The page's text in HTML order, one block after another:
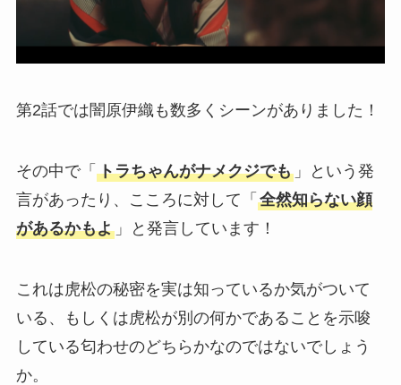
第2話では闇原伊織も数多くシーンがありました！
その中で「 トラちゃんがナメクジでも」という発
言があったり、こころに対して「 全然知らない顔
があるかもよ」と発言しています！
これは虎松の秘密を実は知っているか気がついて
いる、もしくは虎松が別の何かであることを示唆
している匂わせのどちらかなのではないでしょう
か。